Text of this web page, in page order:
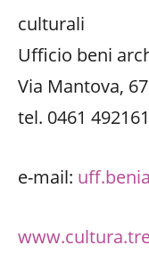
culturali
Ufficio beni
Via Mantova,
tel. 0461 492161
e-mail: